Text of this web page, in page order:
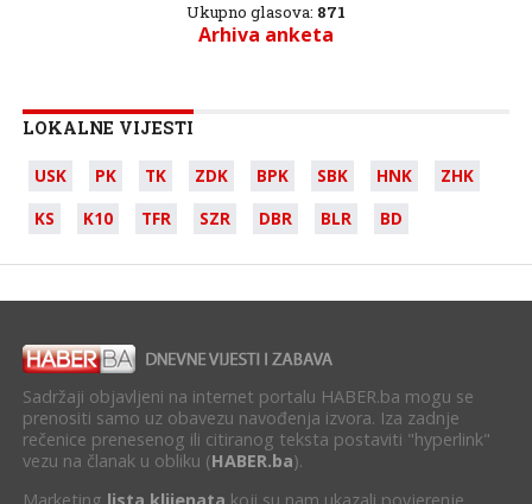
Ukupno glasova: 871
Arhiva anketa
LOKALNE VIJESTI
USK PK TK ZDK BPK SBK HNK
ZHK
KS
K10 TFR SZR DBR BLR BD
Sadržaji objavljeni na internet portalu HABER.ba mogu se
prenositi samo uz obavezu navođenja izvora. Iza zadnje
rečenice prenesenog ili citiranog teksta postaviti "hyperlink"
vezu na članak u obliku (HABER.ba).